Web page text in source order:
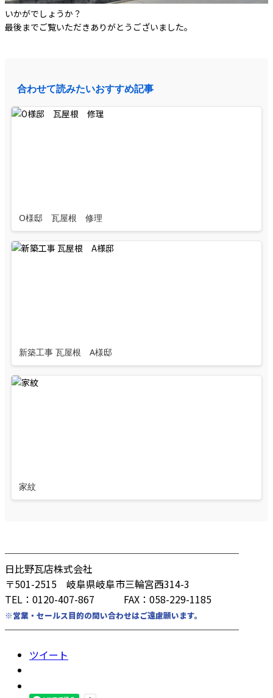
いかがでしょうか？
最後までご覧いただきありがとうございました。
合わせて読みたいおすすめ記事
O様邸 瓦屋根 修理
新築工事 瓦屋根 A様邸
家紋
────────────────────────
日比野瓦店株式会社
〒501-2515 岐阜県岐阜市三輪宮西314-3
TEL：0120-407-867 FAX：058-229-1185
※営業・セールス目的の問い合わせはご遠慮願います。
────────────────────────
ツイート